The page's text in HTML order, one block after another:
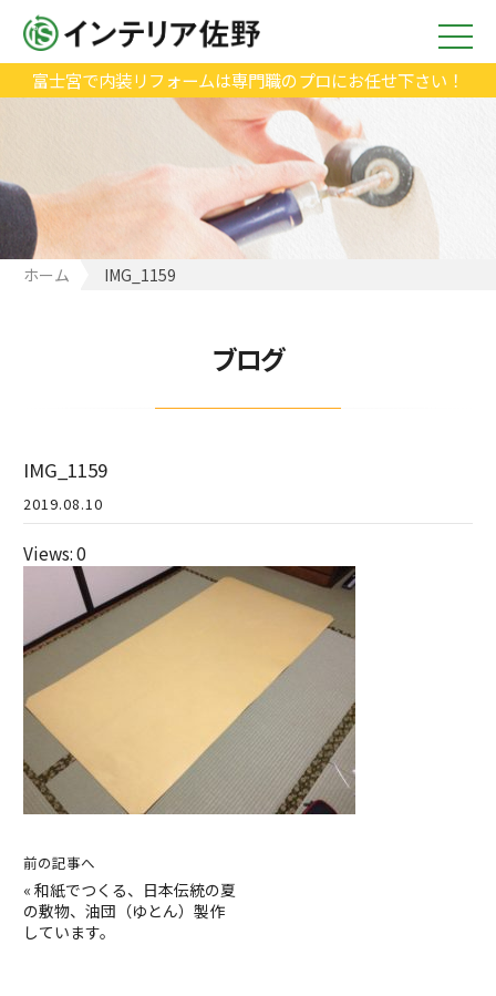
富士宮で内装リフォームは専門職のプロにお任せ下さい！
ホーム IMG_1159
ブログ
IMG_1159
2019.08.10
Views: 0
前の記事へ
« 和紙でつくる、日本伝統の夏
の敷物、油団（ゆとん）製作
しています。